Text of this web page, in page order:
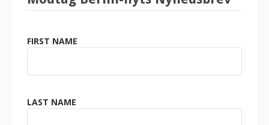
FIRST NAME
LAST NAME